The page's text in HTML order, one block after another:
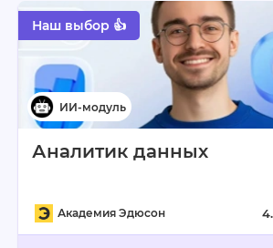
Аналитик данных
Академия Эдюсон
Наш выбор 👍